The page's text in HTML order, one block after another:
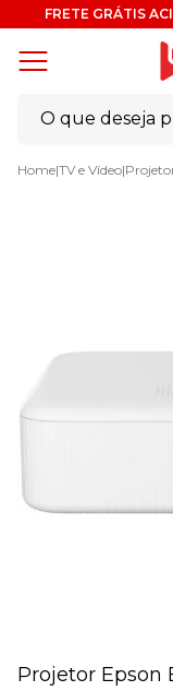
FRETE GRÁTIS
Home|TV e Vídeo|
Projetor Epson